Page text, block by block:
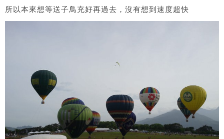
所以本來想等送子鳥充好再過去，沒有想到速度超快